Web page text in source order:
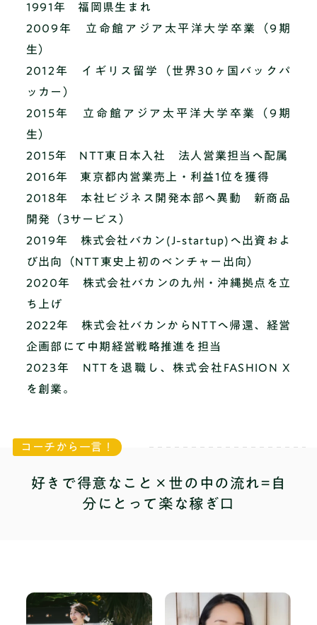
1991年 福岡県生まれ
2009年 立命館アジア太平洋大学卒業（9期
生）
2012年 イギリス留学（世界30ヶ国バックパ
ッカー）
2015年 立命館アジア太平洋大学卒業（9期
生）
2015年 NTT東日本入社 法人営業担当へ配属
2016年 東京都内営業売上・利益1位を獲得
2018年 本社ビジネス開発本部へ異動 新商品
開発（3サービス）
2019年 株式会社バカン(J-startup)へ出資およ
び出向（NTT東史上初のベンチャー出向）
2020年 株式会社バカンの九州・沖縄拠点を立
ち上げ
2022年 株式会社バカンからNTTへ帰還、経営
企画部にて中期経営戦略推進を担当
2023年 NTTを退職し、株式会社FASHION X
を創業。
コーチから一言！
好きで得意なこと×世の中の流れ=自
分にとって楽な稼ぎ口